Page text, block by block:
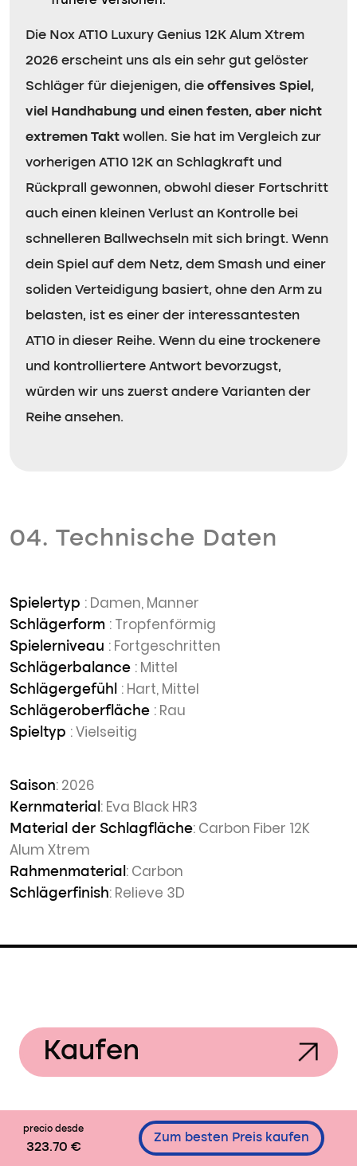
precio desde
323.70 €
Zum besten Preis kaufen
Die Nox AT10 Luxury Genius 12K Alum Xtrem
2026 erscheint uns als ein sehr gut gelöster
Schläger für diejenigen, die offensives Spiel,
viel Handhabung und einen festen, aber nicht
extremen Takt wollen. Sie hat im Vergleich zur
vorherigen AT10 12K an Schlagkraft und
Rückprall gewonnen, obwohl dieser Fortschritt
auch einen kleinen Verlust an Kontrolle bei
schnelleren Ballwechseln mit sich bringt. Wenn
dein Spiel auf dem Netz, dem Smash und einer
soliden Verteidigung basiert, ohne den Arm zu
belasten, ist es einer der interessantesten
AT10 in dieser Reihe. Wenn du eine trockenere
und kontrolliertere Antwort bevorzugst,
würden wir uns zuerst andere Varianten der
Reihe ansehen.
04. Technische Daten
Spielertyp : Damen, Manner
Schlägerform : Tropfenförmig
Spielerniveau : Fortgeschritten
Schlägerbalance : Mittel
Schlägergefühl : Hart, Mittel
Schlägeroberfläche : Rau
Spieltyp : Vielseitig
Saison: 2026
Kernmaterial : Eva Black HR3
Material der Schlagfläche: Carbon Fiber 12K
Alum Xtrem
Rahmenmaterial : Carbon
Schlägerfinish: Relieve 3D
Kaufen